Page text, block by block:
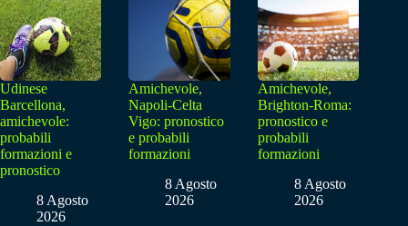
Udinese
Barcellona,
amichevole:
probabili
formazioni e
pronostico
8 Agosto
2026
Amichevole,
Napoli-Celta
Vigo: pronostico
e probabili
formazioni
8 Agosto
2026
Amichevole,
Brighton-Roma:
pronostico e
probabili
formazioni
8 Agosto
2026